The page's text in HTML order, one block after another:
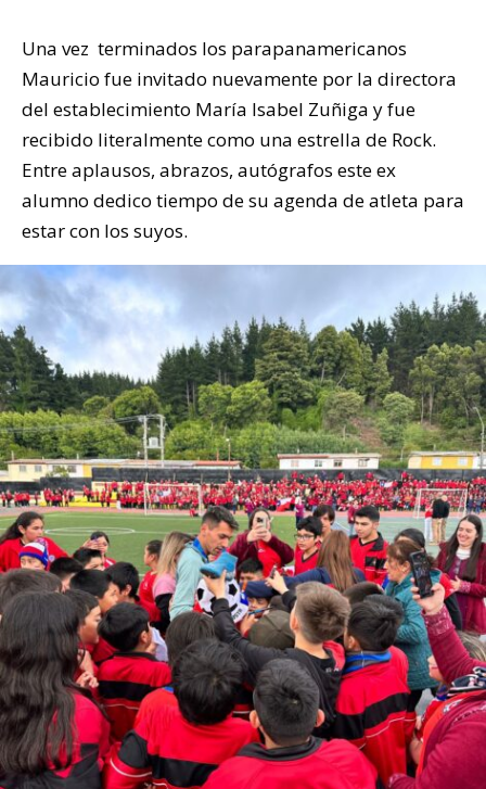
Una vez terminados los parapanamericanos
Mauricio fue invitado nuevamente por la directora
del establecimiento María Isabel Zuñiga y fue
recibido literalmente como una estrella de Rock.
Entre aplausos, abrazos, autógrafos este ex
alumno dedico tiempo de su agenda de atleta para
estar con los suyos.